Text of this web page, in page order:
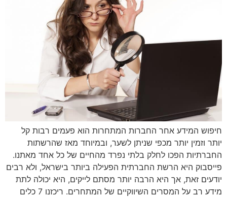
חיפוש המידע אחר החברות המתחרות הוא פעמים רבות קל
יותר וזמין יותר מכפי שניתן לשער, ובמיוחד מאז שהרשתות
החברתיות הפכו לחלק בלתי נפרד מהחיים של כל אחד מאתנו.
פייסבוק היא הרשת החברתית הפעילה ביותר בישראל, ולא רבים
יודעים זאת, אך היא הרבה יותר מסתם לייקים, היא יכולה לתת
מידע רב על המסרים השיווקיים של המתחרים. ריכזנו 7 כלים